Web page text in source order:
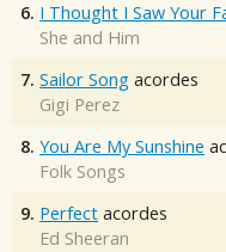
6. I Thought I Saw Your
She and Him
7. Sailor Song acordes
Gigi Perez
8. You Are My Sunshine
Folk Songs
9. Perfect acordes
Ed Sheeran